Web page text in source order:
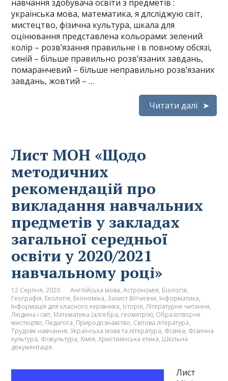
навчання здобувача освіти з предметів :
українська мова, математика, я длсліджую світ,
мистецтво, фізична культура, шкала для
оцінювання представлена кольорами: зелений
колір – розв’язання правильне і в повному обсязі,
синій – більше правильно розв’язаних завдань,
помаранчевий – більше неправильно розв’язаних
завдань, жовтий – …
Читати далі
Лист МОН «Щодо
методичних
рекомендацій про
викладання навчальних
предметів у закладах
загальної середньої
освіти у 2020/2021
навчальному році»
12 Серпня, 2020 Англійська мова,Астрономія, Біологія,
Географія, Екологія, Економіка, Захист Вітчизни, Інформатика,
Інформація для класного керівника, Історія,Літературне читання,
Людина і світ, Математика (алгебра, геометрія), Образотворче
мистецтво, Педагога, Природознавство, Світова література,
Трудове навчання, Українська мова та література, Фізика, Фізична
культура, Фізкультура,Хімія,Християнська етика, Шкільна
документація
Лист